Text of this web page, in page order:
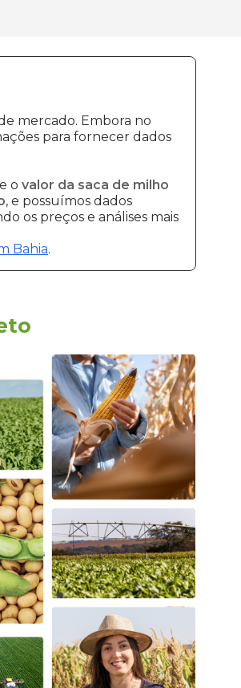
mercado. Embora no
para fornecer dados
o valor da saca de milho
, e possuímos dados
os preços e análises mais
Bahia.